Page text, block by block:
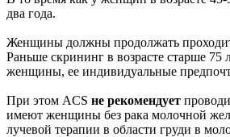
два года.
Женщины должны продолжать
Раньше скрининг в возрасте старше
женщины, ее индивидуальные
При этом ACS не рекомендует
имеют женщины без рака молочной
лучевой терапии в области груди в